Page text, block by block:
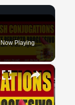
Now Playing
×